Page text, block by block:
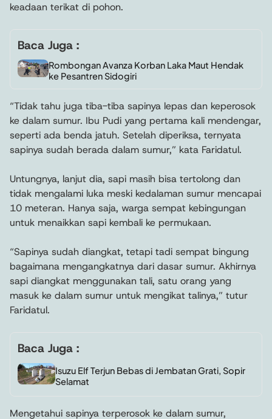
keadaan terikat di pohon.
Baca Juga :
Rombongan Avanza Korban Laka Maut Hendak
ke Pesantren Sidogiri
“Tidak tahu juga tiba-tiba sapinya lepas dan keperosok
ke dalam sumur. Ibu Pudi yang pertama kali mendengar,
seperti ada benda jatuh. Setelah diperiksa, ternyata
sapinya sudah berada dalam sumur,” kata Faridatul.
Untungnya, lanjut dia, sapi masih bisa tertolong dan
tidak mengalami luka meski kedalaman sumur mencapai
10 meteran. Hanya saja, warga sempat kebingungan
untuk menaikkan sapi kembali ke permukaan.
“Sapinya sudah diangkat, tetapi tadi sempat bingung
bagaimana mengangkatnya dari dasar sumur. Akhirnya
sapi diangkat menggunakan tali, satu orang yang
masuk ke dalam sumur untuk mengikat talinya,” tutur
Faridatul.
Baca Juga :
Isuzu Elf Terjun Bebas di Jembatan Grati, Sopir
Selamat
Mengetahui sapinya terperosok ke dalam sumur,